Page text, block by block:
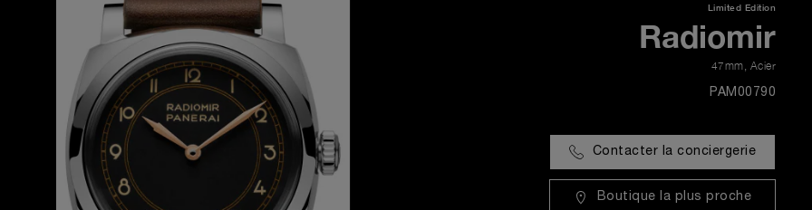
Limited Edition
Radiomir
47mm, Acier
PAM00790
Contacter la conciergerie
Boutique la plus proche